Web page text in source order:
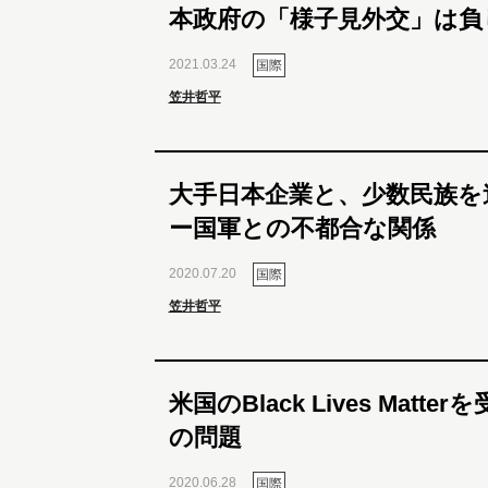
本政府の「様子見外交」は
2021.03.24 国際
笠井哲平
大手日本企業と、少数民族
ー国軍との不都合な関係
2020.07.20 国際
笠井哲平
米国のBlack Lives Matterを
の問題
2020.06.28 国際